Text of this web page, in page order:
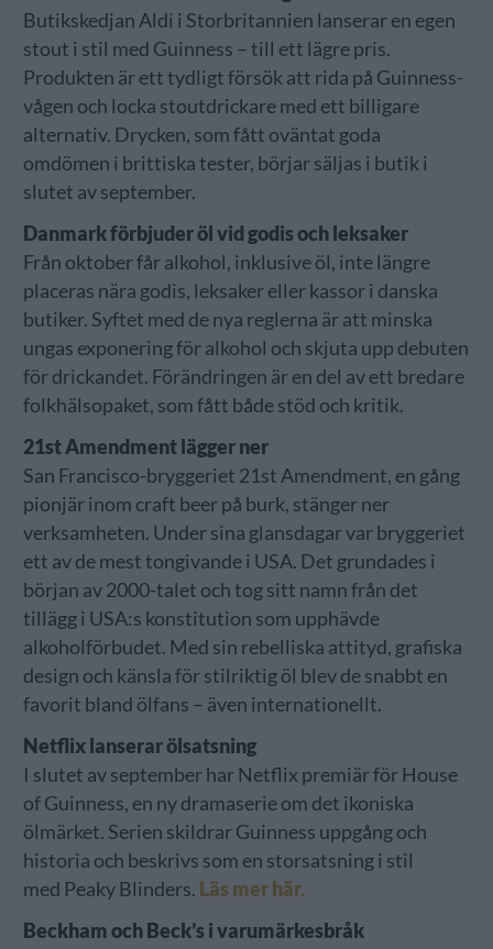
Butikskedjan Aldi i Storbritannien lanserar en egen
stout i stil med Guinness – till ett lägre pris.
Produkten är ett tydligt försök att rida på Guinness-
vågen och locka stoutdrickare med ett billigare
alternativ. Drycken, som fått oväntat goda
omdömen i brittiska tester, börjar säljas i butik i
slutet av september.
Danmark förbjuder öl vid godis och leksaker
Från oktober får alkohol, inklusive öl, inte längre
placeras nära godis, leksaker eller kassor i danska
butiker. Syftet med de nya reglerna är att minska
ungas exponering för alkohol och skjuta upp debuten
för drickandet. Förändringen är en del av ett bredare
folkhälsopaket, som fått både stöd och kritik.
21st Amendment lägger ner
San Francisco-bryggeriet 21st Amendment, en gång
pionjär inom craft beer på burk, stänger ner
verksamheten. Under sina glansdagar var bryggeriet
ett av de mest tongivande i USA. Det grundades i
början av 2000-talet och tog sitt namn från det
tillägg i USA:s konstitution som upphävde
alkoholförbudet. Med sin rebelliska attityd, grafiska
design och känsla för stilriktig öl blev de snabbt en
favorit bland ölfans – även internationellt.
Netflix lanserar ölsatsning
I slutet av september har Netflix premiär för House
of Guinness, en ny dramaserie om det ikoniska
ölmärket. Serien skildrar Guinness uppgång och
historia och beskrivs som en storsatsning i stil
med Peaky Blinders. Läs mer här.
Beckham och Beck’s i varumärkesbråk